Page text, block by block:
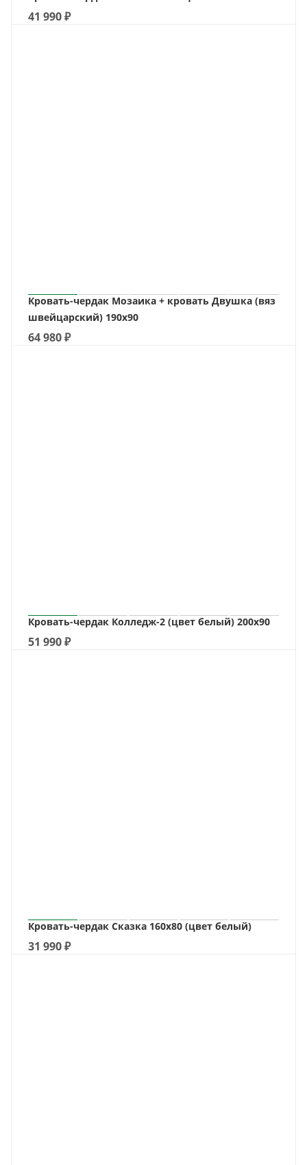
41 990₽
Кровать-чердак Мозаика + кровать Двушка (вяз
швейцарский) 190х90
64 980₽
Кровать-чердак Колледж-2 (цвет белый) 200х90
51 990₽
Кровать-чердак Сказка 160х80 (цвет белый)
31 990₽